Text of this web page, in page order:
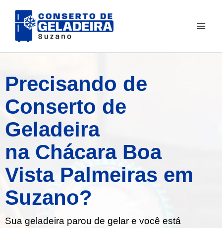
para
Precisando de
Conserto de
Geladeira
na Chácara Boa
Vista Palmeiras em
Suzano?
Sua geladeira parou de gelar e você está